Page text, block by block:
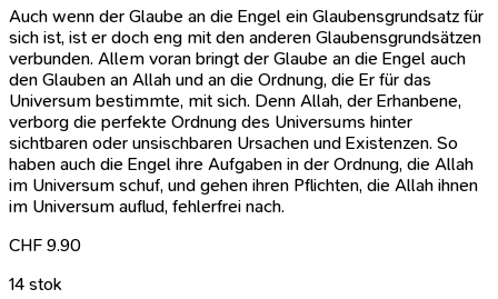
Auch wenn der Glaube an die Engel ein Glaubensgrundsatz für
sich ist, ist er doch eng mit den anderen Glaubensgrundsätzen
verbunden. Allem voran bringt der Glaube an die Engel auch
den Glauben an Allah und an die Ordnung, die Er für das
Universum bestimmte, mit sich. Denn Allah, der Erhanbene,
verborg die perfekte Ordnung des Universums hinter
sichtbaren oder unsischbaren Ursachen und Existenzen. So
haben auch die Engel ihre Aufgaben in der Ordnung, die Allah
im Universum schuf, und gehen ihren Pflichten, die Allah ihnen
im Universum auflud, fehlerfrei nach.
CHF 9.90
14 stok